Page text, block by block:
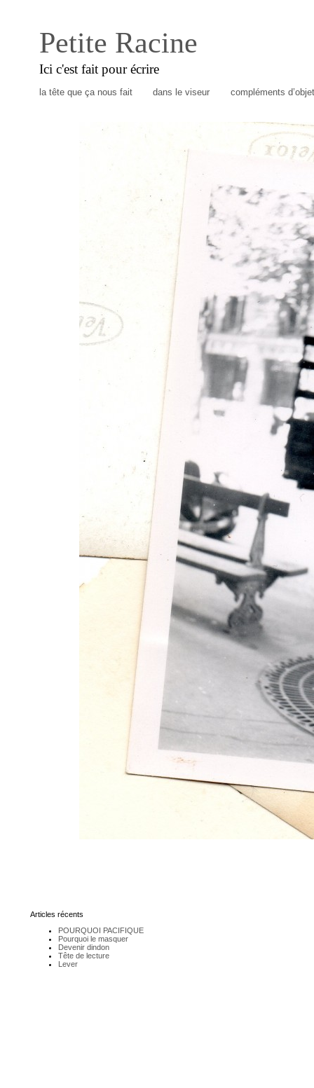
Petite Racine
Ici c'est fait pour écrire
la tête que ça nous fait dans le viseur compléments
Articles récents
POURQUOI PACIFIQUE
Pourquoi le masquer
Devenir dindon
Tête de lecture
Lever